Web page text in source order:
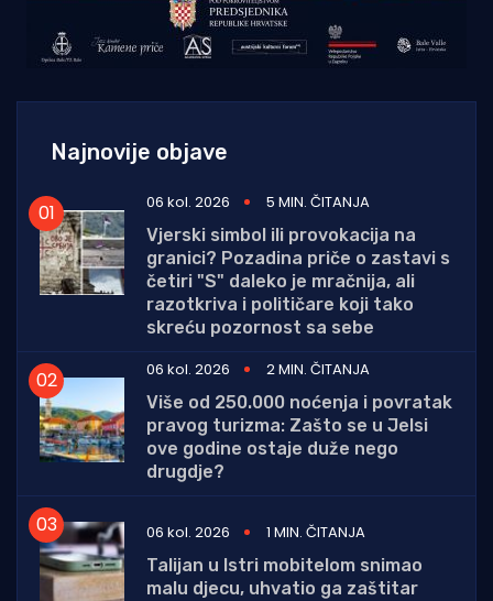
Najnovije objave
06 kol. 2026
5 MIN. ČITANJA
Vjerski simbol ili provokacija na
granici? Pozadina priče o zastavi s
četiri "S" daleko je mračnija, ali
razotkriva i političare koji tako
skreću pozornost sa sebe
06 kol. 2026
2 MIN. ČITANJA
Više od 250.000 noćenja i povratak
pravog turizma: Zašto se u Jelsi
ove godine ostaje duže nego
drugdje?
06 kol. 2026
1 MIN. ČITANJA
Talijan u Istri mobitelom snimao
malu djecu, uhvatio ga zaštitar